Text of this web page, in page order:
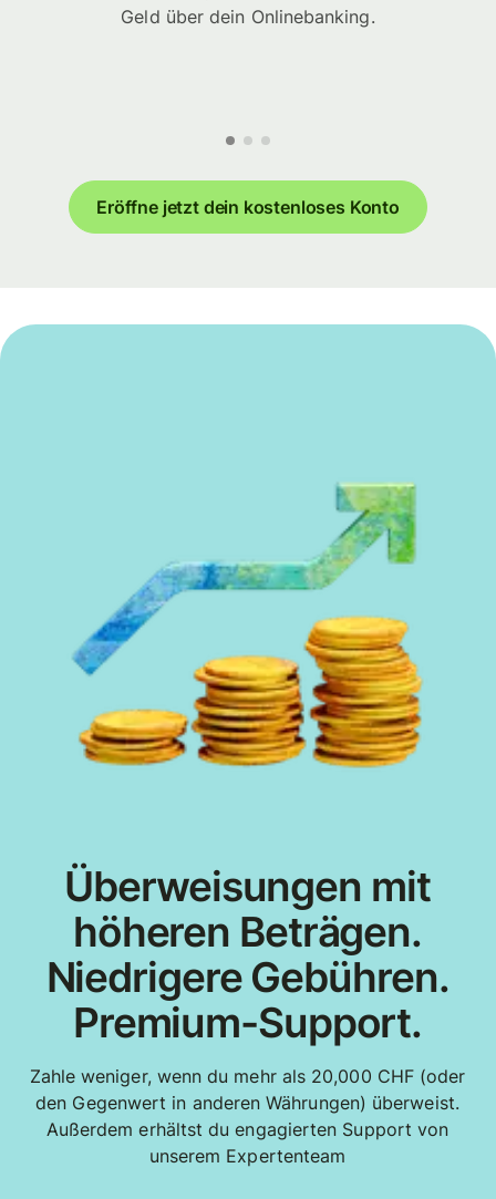
Geld über dein Onlinebanking.
Eröffne jetzt dein kostenloses Konto
Überweisungen mit
höheren Beträgen.
Niedrigere Gebühren.
Premium-Support.
Zahle weniger, wenn du mehr als 20,000 CHF (oder
den Gegenwert in anderen Währungen) überweist.
Außerdem erhältst du engagierten Support von
unserem Expertenteam